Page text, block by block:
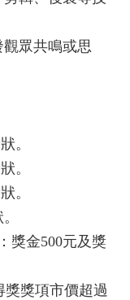
眾共鳴或思
。
。
。
獎金500元及獎
獎項市價超過